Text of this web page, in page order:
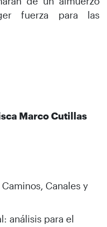
fuerza para las
Marco Cutillas
Canales y
análisis para el